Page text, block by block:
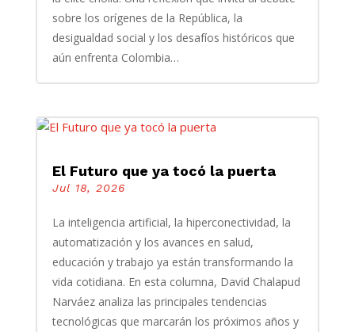
sobre los orígenes de la República, la
desigualdad social y los desafíos históricos que
aún enfrenta Colombia…
El Futuro que ya tocó la puerta
Jul 18, 2026
La inteligencia artificial, la hiperconectividad, la
automatización y los avances en salud,
educación y trabajo ya están transformando la
vida cotidiana. En esta columna, David Chalapud
Narváez analiza las principales tendencias
tecnológicas que marcarán los próximos años y